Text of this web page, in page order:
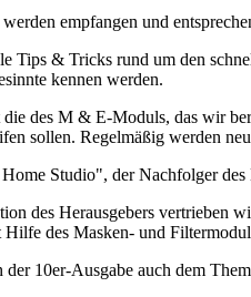
empfangen und
Tips & Tricks rund um den
kennen werden.
des M & E-Moduls, das wir
sollen. Regelmäßig werden
Studio", der Nachfolger
des Herausgebers vertrieben
Hilfe des Masken- und
10er-Ausgabe auch dem